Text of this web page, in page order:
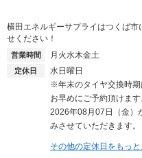
横田エネルギーサプライはつくば
せください！
営業時間 月火水木金土
定休日
水日曜日
※年末のタイヤ交換時期
お早めにご予約頂けます
2026年08月07日（金）
みさせていただきます。
その他の定休日をもっと